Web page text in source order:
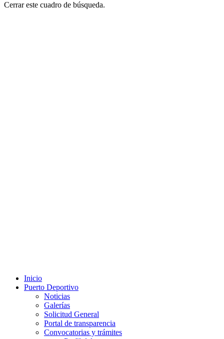
Cerrar este cuadro de búsqueda.
Inicio
Puerto Deportivo
Noticias
Galerías
Solicitud General
Portal de transparencia
Convocatorias y trámites